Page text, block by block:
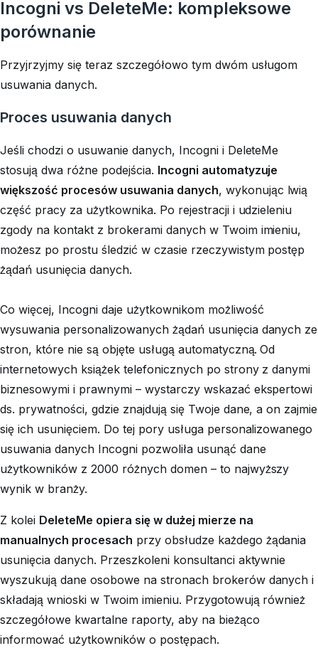
Incogni vs DeleteMe: kompleksowe
porównanie
Przyjrzyjmy się teraz szczegółowo tym dwóm usługom
usuwania danych.
Proces usuwania danych
Jeśli chodzi o usuwanie danych, Incogni i DeleteMe
stosują dwa różne podejścia. Incogni automatyzuje
większość procesów usuwania danych, wykonując lwią
część pracy za użytkownika. Po rejestracji i udzieleniu
zgody na kontakt z brokerami danych w Twoim imieniu,
możesz po prostu śledzić w czasie rzeczywistym postęp
żądań usunięcia danych.
Co więcej, Incogni daje użytkownikom możliwość
wysuwania personalizowanych żądań usunięcia danych ze
stron, które nie są objęte usługą automatyczną. Od
internetowych książek telefonicznych po strony z danymi
biznesowymi i prawnymi – wystarczy wskazać ekspertowi
ds. prywatności, gdzie znajdują się Twoje dane, a on zajmie
się ich usunięciem. Do tej pory usługa personalizowanego
usuwania danych Incogni pozwoliła usunąć dane
użytkowników z 2000 różnych domen – to najwyższy
wynik w branży.
Z kolei DeleteMe opiera się w dużej mierze na
manualnych procesach przy obsłudze każdego żądania
usunięcia danych. Przeszkoleni konsultanci aktywnie
wyszukują dane osobowe na stronach brokerów danych i
składają wnioski w Twoim imieniu. Przygotowują również
szczegółowe kwartalne raporty, aby na bieżąco
informować użytkowników o postępach.